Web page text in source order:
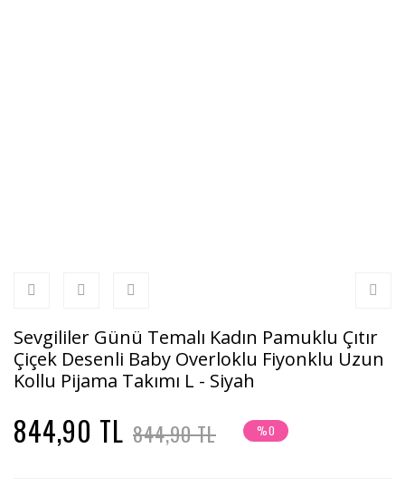
Sevgililer Günü Temalı Kadın Pamuklu Çıtır
Çiçek Desenli Baby Overloklu Fiyonklu Uzun
Kollu Pijama Takımı L - Siyah
844,90 TL 844,90 TL %0